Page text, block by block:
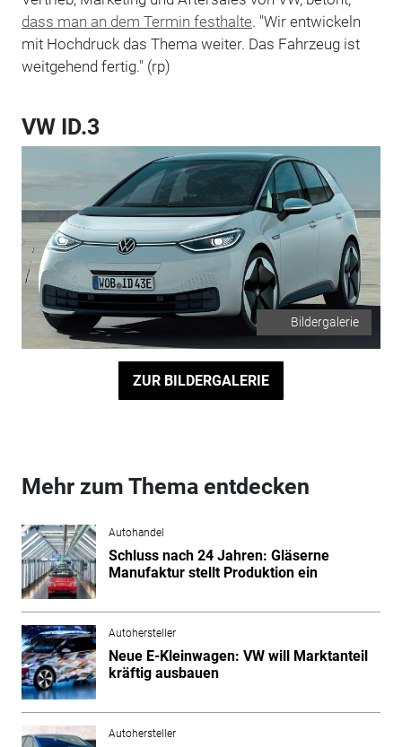
dass man an dem Termin festhalte. "Wir entwickeln
mit Hochdruck das Thema weiter. Das Fahrzeug ist
weitgehend fertig." (rp)
VW ID.3
Bildergalerie
ZUR BILDERGALERIE
Mehr zum Thema entdecken
Autohandel
Schluss nach 24 Jahren: Gläserne
Manufaktur stellt Produktion ein
Autohersteller
Neue E-Kleinwagen: VW will Marktanteil
kräftig ausbauen
Autohersteller